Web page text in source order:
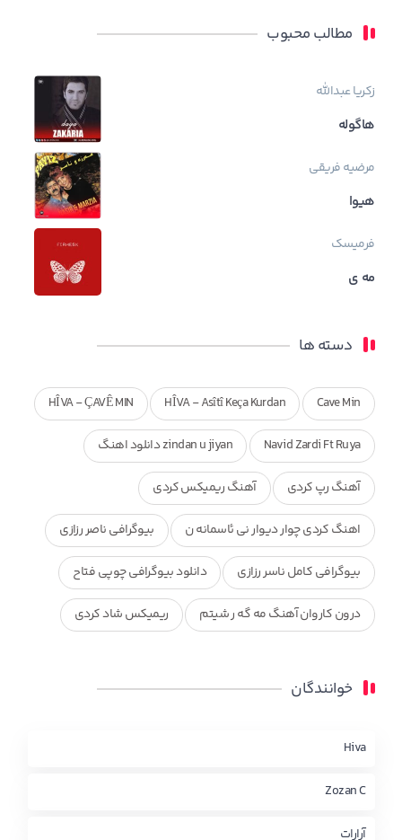
مطالب محبوب
زکریا عبدالله
هاگوله
مرضیه فریقی
هیوا
فرمیسک
مه ی
دسته ها
Cave Min
HÎVA - Asîtî Keça Kurdan
HÎVA - ÇAVÊ MIN
Navid Zardi Ft Ruya zindan u jiyan دانلود اهنگ
آهنگ رپ کردی آهنگ ریمیکس کردی
اهنگ کردی چوار دیوار نی ئاسمانه ن بیوگرافی ناصر رزازی
بیوگرافی کامل ناسر رزازی دانلود بیوگرافی چوپی فتاح
درون کاروان آهنگ مه گه ر شیتم ریمیکس شاد کردی
محمد جزا
چاو من
خوانندگان
Hiva
Zozan C
آرارات